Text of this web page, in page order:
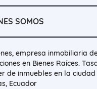
SOMOS
empresa inmobiliaria
en Bienes Raíces.
de inmuebles en la
Ecuador